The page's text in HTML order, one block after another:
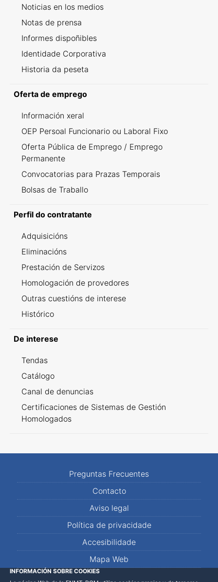
Noticias en los medios
Notas de prensa
Informes dispoñibles
Identidade Corporativa
Historia da peseta
Oferta de emprego
Información xeral
OEP Persoal Funcionario ou Laboral Fixo
Oferta Pública de Emprego / Emprego
Permanente
Convocatorias para Prazas Temporais
Bolsas de Traballo
Perfil do contratante
Adquisicións
Eliminacións
Prestación de Servizos
Homologación de provedores
Outras cuestións de interese
Histórico
De interese
Tendas
Catálogo
Canal de denuncias
Certificaciones de Sistemas de Gestión
Homologados
Preguntas Frecuentes
Contacto
Aviso legal
Política de privacidade
Accesibilidade
Mapa Web
INFORMACIÓN SOBRE COOKIES